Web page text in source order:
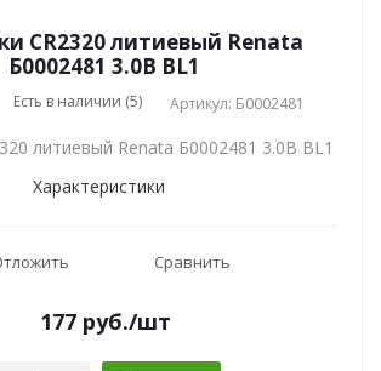
CR2320 литиевый Renata
Б0002481 3.0В BL1
Есть в наличии (5) Артикул: Б0002481
литиевый Renata Б0002481 3.0В BL1
Характеристики
Сравнить
177руб./шт